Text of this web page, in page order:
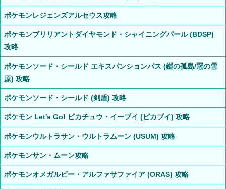
ポケモンレジェンズアルセウス攻略
ポケモンブリリアントダイヤモンド・シャイニングパール (BDSP)
攻略
ポケモンソード・シールド エキスパンションパス (鎧の孤島/冠の雪
原) 攻略
ポケモンソード・シールド (剣盾) 攻略
ポケモン Let's Go! ピカチュウ・イーブイ (ピカブイ) 攻略
ポケモンウルトラサン・ウルトラムーン (USUM) 攻略
ポケモンサン・ムーン攻略
ポケモンオメガルビー・アルファサファイア (ORAS) 攻略